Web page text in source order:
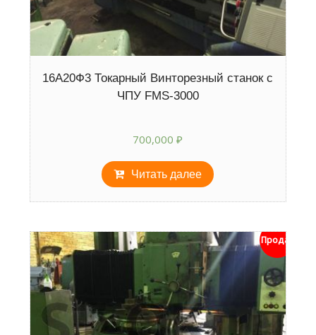
16А20Ф3 Токарный Винторезный станок с
ЧПУ FMS-3000
700,000₽
Читать далее
Продан